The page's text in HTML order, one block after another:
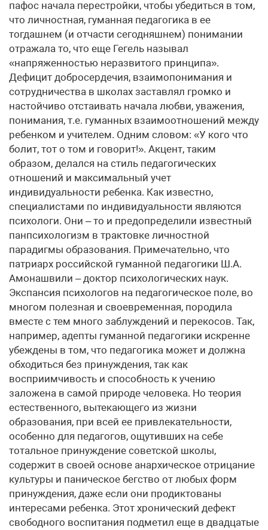
пафос начала перестройки, чтобы убедиться в том,
что личностная, гуманная педагогика в ее
тогдашнем (и отчасти сегодняшнем) понимании
отражала то, что еще Гегель называл
«напряженностью неразвитого принципа».
Дефицит добросердечия, взаимопонимания и
сотрудничества в школах заставлял громко и
настойчиво отстаивать начала любви, уважения,
понимания, т.е. гуманных взаимоотношений между
ребенком и учителем. Одним словом: «У кого что
болит, тот о том и говорит!». Акцент, таким
образом, делался на стиль педагогических
отношений и максимальный учет
индивидуальности ребенка. Как известно,
специалистами по индивидуальности являются
психологи. Они – то и предопределили известный
панпсихологизм в трактовке личностной
парадигмы образования. Примечательно, что
патриарх российской гуманной педагогики Ш.А.
Амонашвили – доктор психологических наук.
Экспансия психологов на педагогическое поле, во
многом полезная и своевременная, породила
вместе с тем много заблуждений и перекосов. Так,
например, адепты гуманной педагогики искренне
убеждены в том, что педагогика может и должна
обходиться без принуждения, так как
восприимчивость и способность к учению
заложена в самой природе человека. Но теория
естественного, вытекающего из жизни
образования, при всей ее привлекательности,
особенно для педагогов, ощутивших на себе
тотальное принуждение советской школы,
содержит в своей основе анархическое отрицание
культуры и паническое бегство от любых форм
принуждения, даже если они продиктованы
интересами ребенка. Этот хронический дефект
свободного воспитания подметил еще в двадцатые